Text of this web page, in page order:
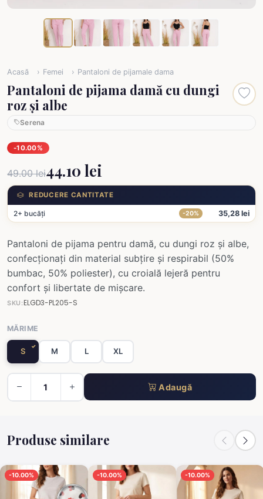
Acasă Femei Pantaloni de pijamale dama
Pantaloni de pijama damă cu dungi
roz și albe
Serena
-10.00%
49.00 lei44.10 lei
REDUCERE CANTITATE
2+ bucăți -20% 35,28 lei
Pantaloni de pijama pentru damă, cu dungi roz și albe,
confecționați din material subțire și respirabil (50%
bumbac, 50% poliester), cu croială lejeră pentru
confort și libertate de mișcare.
SKU:ELGD3-PL205-S
MĂRIME
S M L XL
Adaugă
Produse similare
-10.00% -10.00% -10.00%